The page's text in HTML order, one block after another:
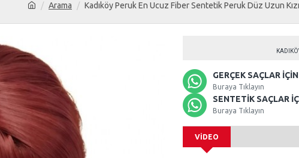
Arama Kadıköy Peruk En Ucuz Fiber Sentetik Peruk Düz Uzun
GERÇEK SAÇLAR
Buraya Tıklayın
SENTETIK SAÇLAR
Buraya Tıklayın
VIDEO